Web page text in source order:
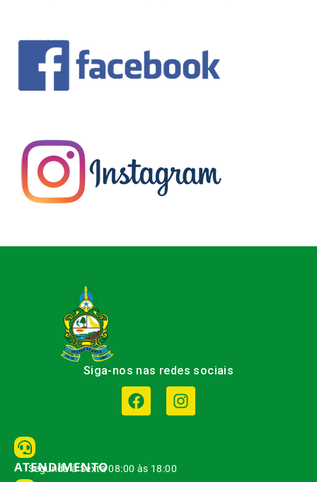
Siga-nos nas redes sociais
ATENDIMENTO
Segunda à Sexta 08:00 às 18:00